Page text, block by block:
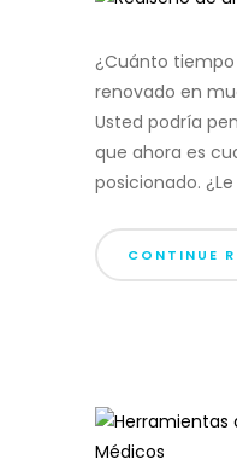
¿Cuánto tiempo
renovado en
Usted podría
que ahora es
posicionado.
CONTINUE